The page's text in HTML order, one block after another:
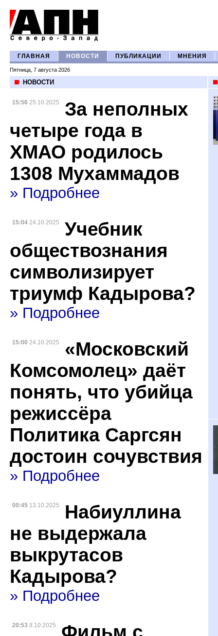
ГЛАВНАЯ НОВОСТИ ПУБЛИКАЦИИ МНЕНИЯ
Пятница, 7 августа 2026
НОВОСТИ
15:56 25.10.2025
За неполных
четыре года в
ХМАО родилось
1308 Мухаммадов
» Подробнее
15:04 24.10.2025
Учебник
обществознания
символизирует
триумф Кадырова?
» Подробнее
15:00 24.10.2025
«Московский
Комсомолец» даёт
понять, что убийца
режиссёра
Политика Саргсян
достоин сочувствия
» Подробнее
00:45 13.10.2025
Набиуллина
не выдержала
выкрутасов
Кадырова?
» Подробнее
20:53 8.10.2025